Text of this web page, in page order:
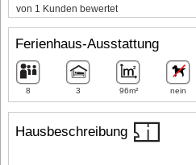
Hausbeschreibung
von 1 Kunden bewertet
Ferienhaus-Ausstattung
8 3 96m² nein